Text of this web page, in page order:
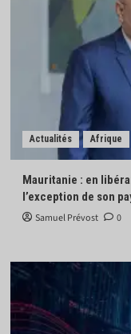
Actualités Afrique
Mauritanie : en
l’exception de son
Samuel Prévost 0